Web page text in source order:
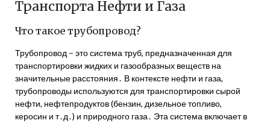
Транспорта Нефти и Газа
Что такое трубопровод?
Трубопровод – это система труб, предназначенная для
транспортировки жидких и газообразных веществ на
значительные расстояния․ В контексте нефти и газа,
трубопроводы используются для транспортировки сырой
нефти, нефтепродуктов (бензин, дизельное топливо,
керосин и т․д․) и природного газа․ Эта система включает в